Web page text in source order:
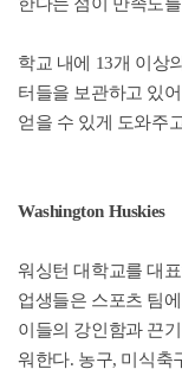
학교 내에 13개 이상
터들을 보관하고 있
얻을 수 있게 도와주
Washington Huskies
워싱턴 대학교를 대
업생들은 스포츠 팀
이들의 강인함과 끈
워한다. 농구, 미식축